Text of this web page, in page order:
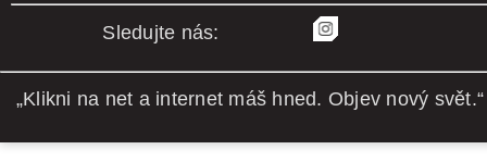
Sledujte nás:
„Klikni na net a internet máš hned. Objev nový svět.“